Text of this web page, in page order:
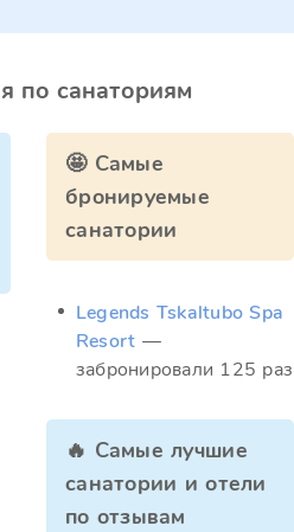
по санаториям
🤩 Самые
бронируемые
санатории
Legends Tskaltubo Spa
Resort —
забронировали 125 раз
🔥 Самые лучшие
санатории и отели
по отзывам